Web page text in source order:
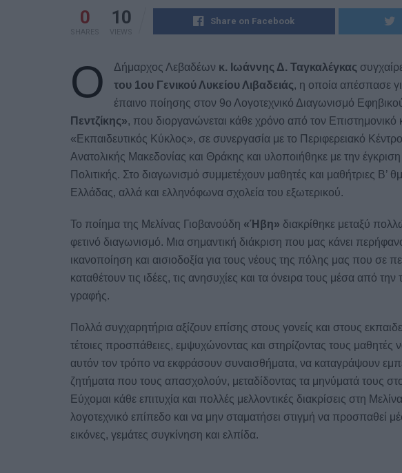
0
SHARES
10
VIEWS
Share on Facebook
Ο Δήμαρχος Λεβαδέων κ. Ιωάννης Δ. Ταγκαλέγκας
του 1ου Γενικού Λυκείου Λιβαδειάς, η οποία απέσπασε
έπαινο ποίησης στον 9ο Λογοτεχνικό Διαγωνισμό
Πεντζίκης», που διοργανώνεται κάθε χρόνο από τον Επιστημονικό
«Εκπαιδευτικός Κύκλος», σε συνεργασία με το Περιφερειακό
Ανατολικής Μακεδονίας και Θράκης και υλοποιήθηκε με την έγκριση
Πολιτικής. Στο διαγωνισμό συμμετέχουν μαθητές και μαθήτριες Β’
Ελλάδας, αλλά και ελληνόφωνα σχολεία του εξωτερικού.
Το ποίημα της Μελίνας Γιοβανούδη «Ήβη» διακρίθηκε μεταξύ
φετινό διαγωνισμό. Μια σημαντική διάκριση που μας κάνει
ικανοποίηση και αισιοδοξία για τους νέους της πόλης μας που σε
καταθέτουν τις ιδέες, τις ανησυχίες και τα όνειρα τους μέσα από
γραφής.
Πολλά συγχαρητήρια αξίζουν επίσης στους γονείς και στους
τέτοιες προσπάθειες, εμψυχώνοντας και στηρίζοντας τους μαθητές
αυτόν τον τρόπο να εκφράσουν συναισθήματα, να καταγράψουν
ζητήματα που τους απασχολούν, μεταδίδοντας τα μηνύματά τους
Εύχομαι κάθε επιτυχία και πολλές μελλοντικές διακρίσεις στη
λογοτεχνικό επίπεδο και να μην σταματήσει στιγμή να προσπαθεί
εικόνες, γεμάτες συγκίνηση και ελπίδα.